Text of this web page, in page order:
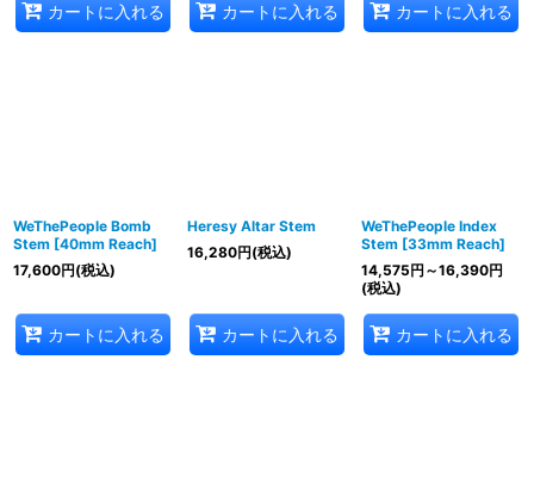
カートに入れる カートに入れる カートに入れる
WeThePeople Bomb
Stem [40mm Reach]
17,600円(税込)
カートに入れる
Heresy Altar Stem
16,280円(税込)
カートに入れる
WeThePeople Index
Stem [33mm Reach]
14,575円 ～16,390円
(税込)
カートに入れる